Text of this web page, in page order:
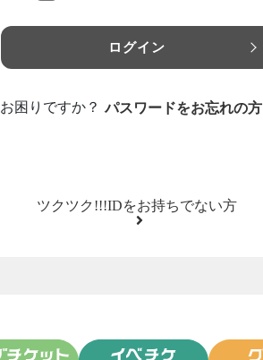
ログイン
お困りですか？ パスワードをお忘れの方
ツクツク!!!IDをお持ちでない方